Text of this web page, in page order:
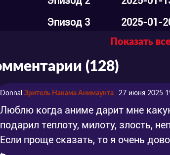
Эпизод 3 2025-01-
2025-01-
Эпизод 5
Эпизод 6 2025-02-
Эпизод 7 2025-02-
Эпизод 8 2025-02-
Показать
(128)
Donnal Зритель Накама Анимаунта 27 июня 2025
Люблю когда аниме дарит мне
подарил теплоту, милоту, злость,
Если проще сказать, то я очень